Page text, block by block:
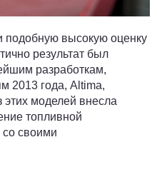
подобную высокую оценку
результат был
разработкам,
2013 года, Altima,
моделей внесла
топливной
своими